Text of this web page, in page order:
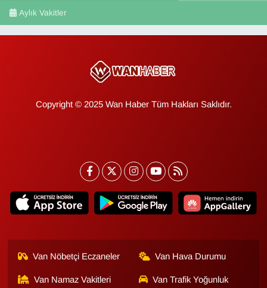
Aylık Vakitler
Copyright © 2025 Wan Haber Tüm Hakları Saklıdır.
Van Nöbetçi Eczaneler Van Hava Durumu
Van Namaz Vakitleri Van Trafik Yoğunluk